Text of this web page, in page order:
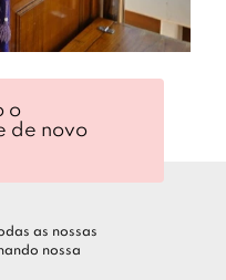
as nossas
nossa
o
de novo